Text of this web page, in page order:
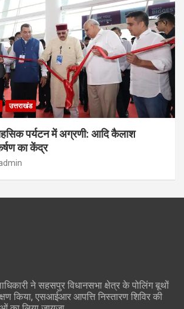
उत्तराखंड
पर्यटन में अग्रणी: आदि कैलाश
का केंद्र
ने सहसपुर विधानसभा क्षेत्र के पोलिंग बूथों
किया, एसआईआर आपत्ति निस्तारण शिविर की